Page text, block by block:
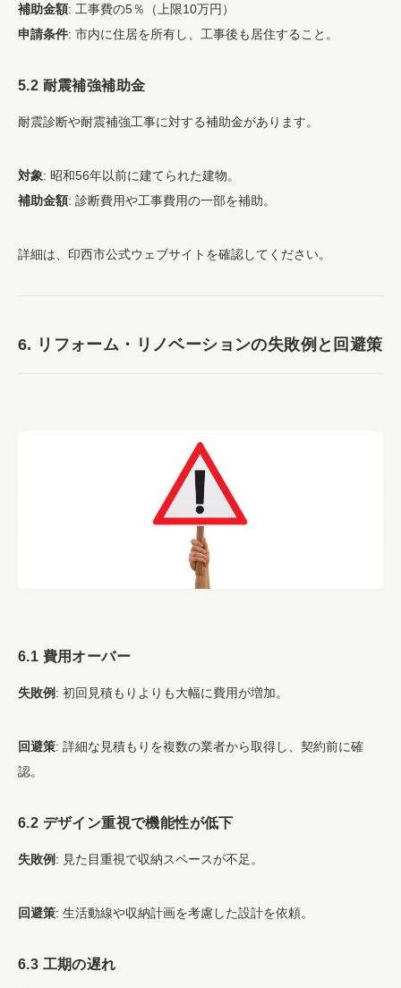
補助金額: 工事費の5％（上限10万円）
申請条件: 市内に住居を所有し、工事後も居住すること。
5.2 耐震補強補助金
耐震診断や耐震補強工事に対する補助金があります。
対象: 昭和56年以前に建てられた建物。
補助金額: 診断費用や工事費用の一部を補助。
詳細は、印西市公式ウェブサイトを確認してください。
6. リフォーム・リノベーションの失敗例と回避策
6.1 費用オーバー
失敗例: 初回見積もりよりも大幅に費用が増加。
回避策: 詳細な見積もりを複数の業者から取得し、契約前に確
認。
6.2 デザイン重視で機能性が低下
失敗例: 見た目重視で収納スペースが不足。
回避策: 生活動線や収納計画を考慮した設計を依頼。
6.3 工期の遅れ